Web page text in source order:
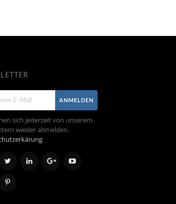
ANMELDEN
sich jederzeit von unserem
wieder abmelden.